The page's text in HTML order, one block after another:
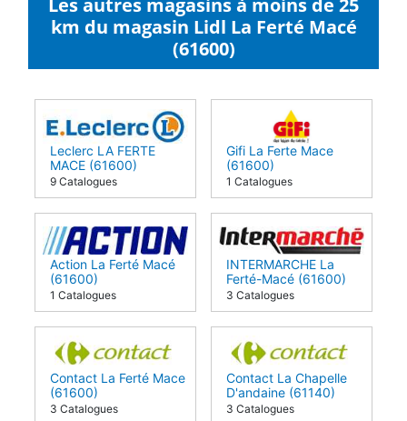
km du magasin Lidl La Ferté Macé
(61600)
Leclerc LA FERTE
MACE (61600)
9 Catalogues
Gifi La Ferte Mace
(61600)
1 Catalogues
Action La Ferté Macé
(61600)
1 Catalogues
INTERMARCHE La
Ferté-Macé (61600)
3 Catalogues
Contact La Ferté Mace
(61600)
3 Catalogues
Contact La Chapelle
D'andaine (61140)
3 Catalogues